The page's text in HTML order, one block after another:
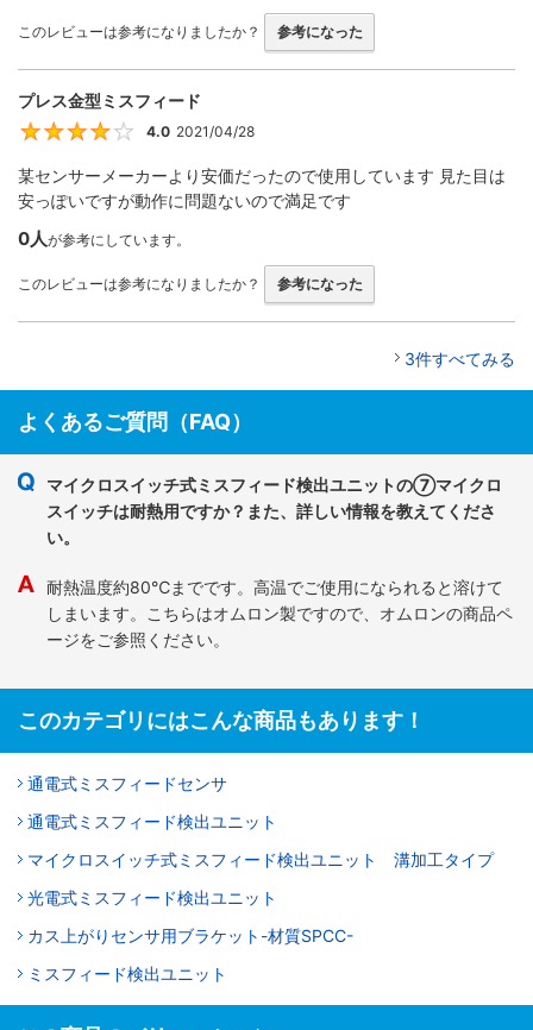
このレビューは参考になりましたか？ 参考になった
プレス金型ミスフィード
4
4.0 2021/04/28
某センサーメーカーより安価だったので使用しています 見た目は
安っぽいですが動作に問題ないので満足です
0人が参考にしています。
このレビューは参考になりましたか？ 参考になった
3件すべてみる
よくあるご質問（FAQ）
マイクロスイッチ式ミスフィード検出ユニットの⑦マイクロ
スイッチは耐熱用ですか？また、詳しい情報を教えてくださ
い。
耐熱温度約80℃までです。高温でご使用になられると溶けて
しまいます。こちらはオムロン製ですので、オムロンの商品ペ
ージをご参照ください。
このカテゴリにはこんな商品もあります！
通電式ミスフィードセンサ
通電式ミスフィード検出ユニット
マイクロスイッチ式ミスフィード検出ユニット 溝加工タイプ
光電式ミスフィード検出ユニット
カス上がりセンサ用ブラケット-材質SPCC-
ミスフィード検出ユニット